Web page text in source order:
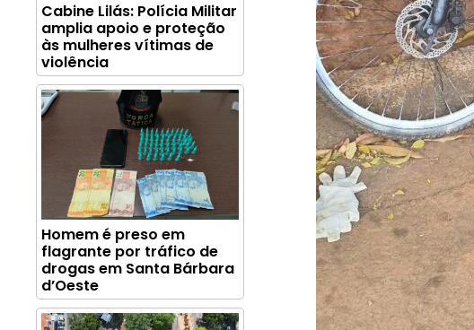
Cabine Lilás: Polícia Militar
amplia apoio e proteção
às mulheres vítimas de
violência
Homem é preso em
flagrante por tráfico de
drogas em Santa Bárbara
d’Oeste